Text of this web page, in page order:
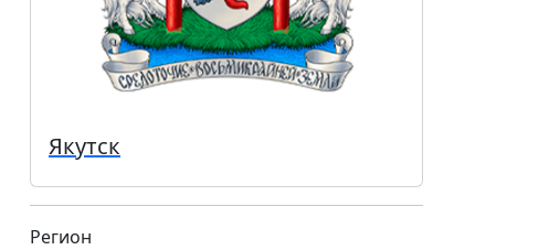
Якутск
Регион